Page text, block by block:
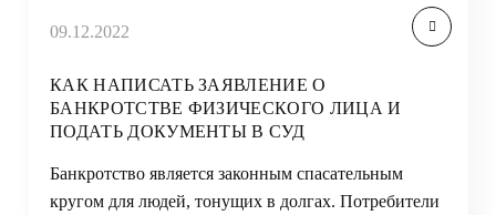
09.12.2022
КАК НАПИСАТЬ ЗАЯВЛЕНИЕ О
БАНКРОТСТВЕ ФИЗИЧЕСКОГО ЛИЦА И
ПОДАТЬ ДОКУМЕНТЫ В СУД
Банкротство является законным спасательным
кругом для людей, тонущих в долгах. Потребители